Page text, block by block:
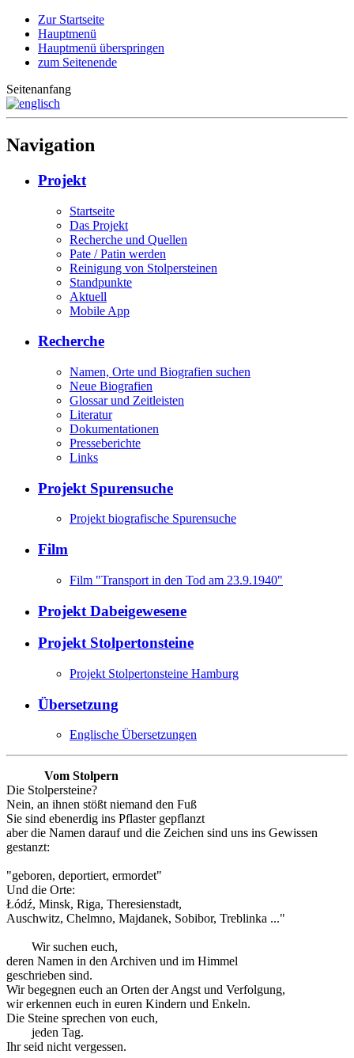
Zur Startseite
Hauptmenü
Hauptmenü überspringen
zum Seitenende
Seitenanfang
Navigation
Projekt
Startseite
Das Projekt
Recherche und Quellen
Pate / Patin werden
Reinigung von Stolpersteinen
Standpunkte
Aktuell
Mobile App
Recherche
Namen, Orte und Biografien suchen
Neue Biografien
Glossar und Zeitleisten
Literatur
Dokumentationen
Presseberichte
Links
Projekt Spurensuche
Projekt biografische Spurensuche
Film
Film "Transport in den Tod am 23.9.1940"
Projekt Dabeigewesene
Projekt Stolpertonsteine
Projekt Stolpertonsteine Hamburg
Übersetzung
Englische Übersetzungen
Vom Stolpern
Die Stolpersteine?
Nein, an ihnen stößt niemand den Fuß
Sie sind ebenerdig ins Pflaster gepflanzt
aber die Namen darauf und die Zeichen sind uns ins Gewissen
gestanzt:
"geboren, deportiert, ermordet"
Und die Orte:
Łódź, Minsk, Riga, Theresienstadt,
Auschwitz, Chelmno, Majdanek, Sobibor, Treblinka ..."
Wir suchen euch,
deren Namen in den Archiven und im Himmel
geschrieben sind.
Wir begegnen euch an Orten der Angst und Verfolgung,
wir erkennen euch in euren Kindern und Enkeln.
Die Steine sprechen von euch,
jeden Tag.
Ihr seid nicht vergessen.